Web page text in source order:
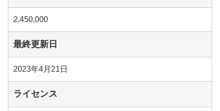
2,450,000
最終更新日
2023年4月21日
ライセンス